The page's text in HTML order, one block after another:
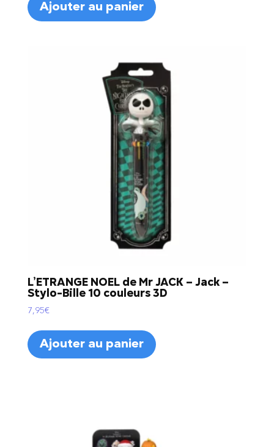
Ajouter au panier
L’ETRANGE NOEL de Mr JACK – Jack –
Stylo-Bille 10 couleurs 3D
7,95€
Ajouter au panier